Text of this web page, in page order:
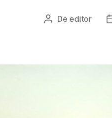
Autor
De editor